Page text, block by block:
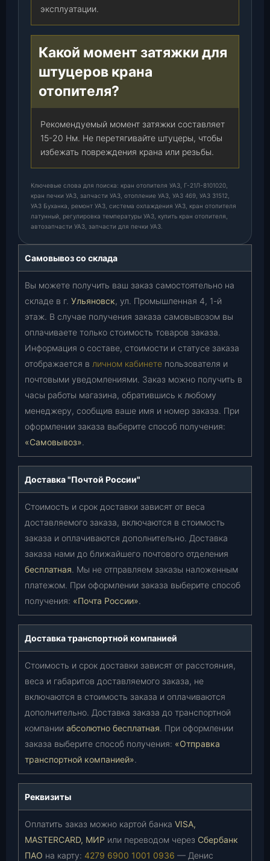
эксплуатации.
Какой момент затяжки для
штуцеров крана
отопителя?
Рекомендуемый момент затяжки составляет
15-20 Нм. Не перетягивайте штуцеры, чтобы
избежать повреждения крана или резьбы.
Ключевые слова для поиска: кран отопителя УАЗ, Г-21Л-8101020,
кран печки УАЗ, запчасти УАЗ, отопление УАЗ, УАЗ 469, УАЗ 31512,
УАЗ Буханка, ремонт УАЗ, система охлаждения УАЗ, кран отопителя
латунный, регулировка температуры УАЗ, купить кран отопителя,
автозапчасти УАЗ, запчасти для печки УАЗ.
Самовывоз со склада
Вы можете получить ваш заказ самостоятельно на
складе в г. Ульяновск, ул. Промышленная 4, 1-й
этаж. В случае получения заказа самовывозом вы
оплачиваете только стоимость товаров заказа.
Информация о составе, стоимости и статусе заказа
отображается в личном кабинете пользователя и
почтовыми уведомлениями. Заказ можно получить в
часы работы магазина, обратившись к любому
менеджеру, сообщив ваше имя и номер заказа. При
оформлении заказа выберите способ получения:
«Самовывоз».
Доставка "Почтой России"
Стоимость и срок доставки зависят от веса
доставляемого заказа, включаются в стоимость
заказа и оплачиваются дополнительно. Доставка
заказа нами до ближайшего почтового отделения
бесплатная. Мы не отправляем заказы наложенным
платежом. При оформлении заказа выберите способ
получения: «Почта России».
Доставка транспортной компанией
Стоимость и срок доставки зависят от расстояния,
веса и габаритов доставляемого заказа, не
включаются в стоимость заказа и оплачиваются
дополнительно. Доставка заказа до транспортной
компании абсолютно бесплатная. При оформлении
заказа выберите способ получения: «Отправка
транспортной компанией».
Реквизиты
Оплатить заказ можно картой банка VISA,
MASTERCARD, МИР или переводом через Сбербанк
ПАО на карту: 4279 6900 1001 0936 — Денис